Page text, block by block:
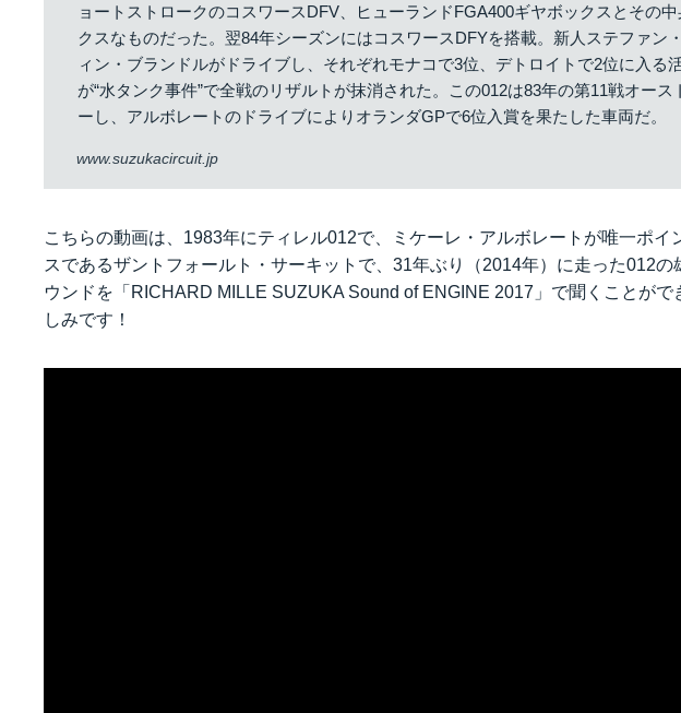
ョートストロークのコスワースDFV、ヒューランドFGA400ギヤボックスとその
クスなものだった。翌84年シーズンにはコスワースDFYを搭載。新人ステファン
ィン・ブランドルがドライブし、それぞれモナコで3位、デトロイトで2位に入る
が“水タンク事件”で全戦のリザルトが抹消された。この012は83年の第11戦オース
ーし、アルボレートのドライブによりオランダGPで6位入賞を果たした車両だ。
www.suzukacircuit.jp
こちらの動画は、1983年にティレル012で、ミケーレ・アルボレートが唯一ポイ
スであるザントフォールト・サーキットで、31年ぶり（2014年）に走った012の
ウンドを「RICHARD MILLE SUZUKA Sound of ENGINE 2017」で聞くことがで
しみです！